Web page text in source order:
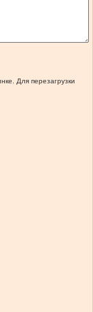
Для перезагрузки